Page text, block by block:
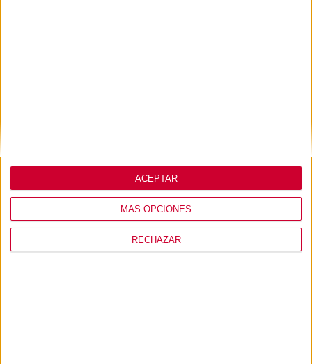
MÁS OPCIONES
RECHAZAR
ACEPTAR